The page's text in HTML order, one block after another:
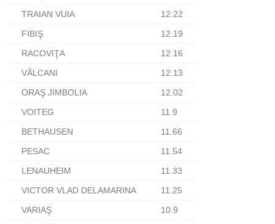
TRAIAN VUIA 12.22
FIBIŞ 12.19
RACOVIŢA 12.16
VĂLCANI 12.13
ORAŞ JIMBOLIA 12.02
VOITEG 11.9
BETHAUSEN 11.66
PESAC 11.54
LENAUHEIM 11.33
VICTOR VLAD DELAMARINA 11.25
VARIAŞ 10.9